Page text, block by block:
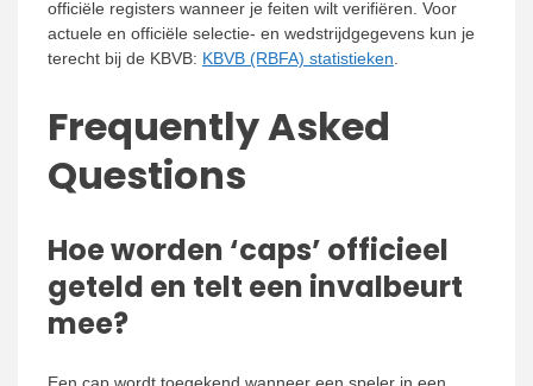
officiële registers wanneer je feiten wilt verifiëren. Voor
actuele en officiële selectie- en wedstrijdgegevens kun je
terecht bij de KBVB: KBVB (RBFA) statistieken
Frequently Asked
Questions
Hoe worden ‘caps’ officieel
geteld en telt een invalbeurt
mee?
Een cap wordt toegekend wanneer een speler in een